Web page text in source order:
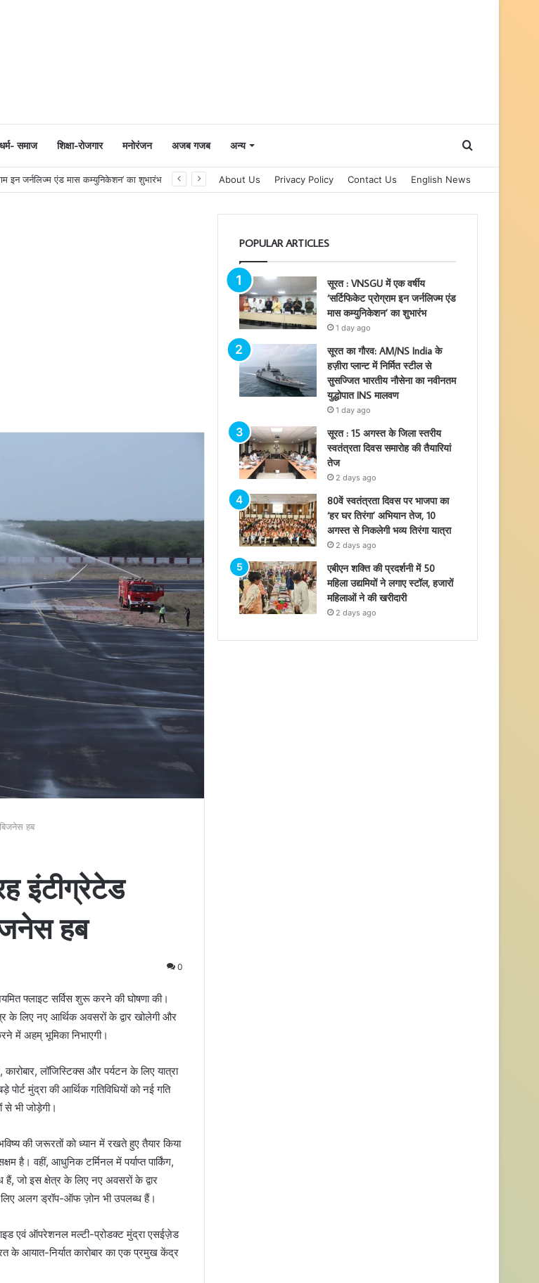
धर्म- समाज शिक्षा-रोजगार मनोरंजन अजब गजब अन्य Search
इन जर्नलिज्म एंड मास कम्युनिकेशन’ का शुभारंभ About Us Privacy Policy Contact Us English News
हब
इंटीग्रेटेड
हब
0
फ्लाइट सर्विस शुरू करने की घोषणा की।
के लिए नए आर्थिक अवसरों के द्वार खोलेगी और
में अहम् भूमिका निभाएगी।
लॉजिस्टिक्स और पर्यटन के लिए यात्रा
मुंद्रा की आर्थिक गतिविधियों को नई गति
से भी जोड़ेगी।
की जरूरतों को ध्यान में रखते हुए तैयार किया
है। वहीं, आधुनिक टर्मिनल में पर्याप्त पार्किंग,
जो इस क्षेत्र के लिए नए अवसरों के द्वार
लिए अलग ड्रॉप-ऑफ ज़ोन भी उपलब्ध हैं।
एवं ऑपरेशनल मल्टी-प्रोडक्ट मुंद्रा एसईज़ेड
के आयात-निर्यात कारोबार का एक प्रमुख केंद्र
POPULAR ARTICLES
सूरत : VNSGU में एक वर्षीय
‘सर्टिफिकेट प्रोग्राम इन जर्नलिज्म एंड
मास कम्युनिकेशन’ का शुभारंभ
1 day ago
सूरत का गौरव: AM/NS India के
हज़ीरा प्लान्ट में निर्मित स्टील से
सुसज्जित भारतीय नौसेना का नवीनतम
युद्धोपात INS मालवण
1 day ago
सूरत : 15 अगस्त के जिला स्तरीय
स्वतंत्रता दिवस समारोह की तैयारियां
तेज
2 days ago
80वें स्वतंत्रता दिवस पर भाजपा का
‘हर घर तिरंगा’ अभियान तेज, 10
अगस्त से निकलेगी भव्य तिरंगा यात्रा
2 days ago
एबीएन शक्ति की प्रदर्शनी में 50
महिला उद्यमियों ने लगाए स्टॉल, हजारों
महिलाओं ने की खरीदारी
2 days ago